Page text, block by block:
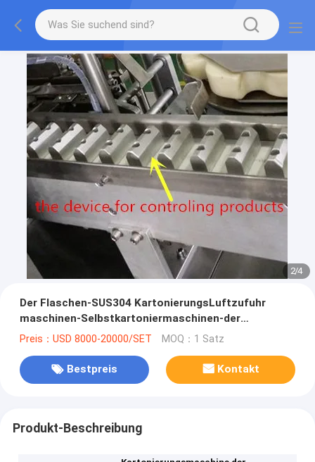
2/4
Der Flaschen-SUS304 KartonierungsLuftzufuhr
maschinen-Selbstkartoniermaschinen-der
Maschinen-0.8mpa
Preis：USD 8000-20000/SET MOQ：1 Satz
Bestpreis Kontakt
Produkt-Beschreibung